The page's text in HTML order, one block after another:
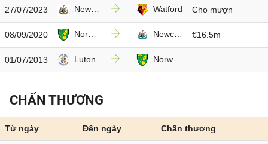
27/07/2023 Newcastle Watford Cho mượn
08/09/2020 Norwich Newcastle €16.5m
01/07/2013 Luton Norwich
CHẤN THƯƠNG
Từ ngày Đến ngày Chấn thương